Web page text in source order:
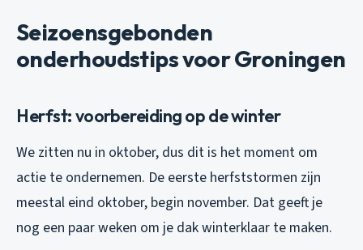
Seizoensgebonden
onderhoudstips voor Groningen
Herfst: voorbereiding op de winter
We zitten nu in oktober, dus dit is het moment om
actie te ondernemen. De eerste herfststormen zijn
meestal eind oktober, begin november. Dat geeft je
nog een paar weken om je dak winterklaar te maken.